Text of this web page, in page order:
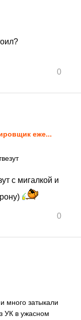
0
еже...
с мигалкой и
0
много затыкали
УК в ужасном